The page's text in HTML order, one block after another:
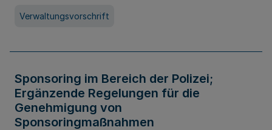
Verwaltungsvorschrift
Sponsoring im Bereich der Polizei;
Ergänzende Regelungen für die
Genehmigung von
Sponsoringmaßnahmen